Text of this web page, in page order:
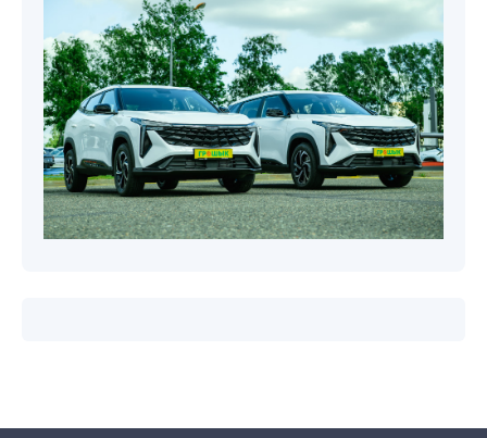
Новости компаний